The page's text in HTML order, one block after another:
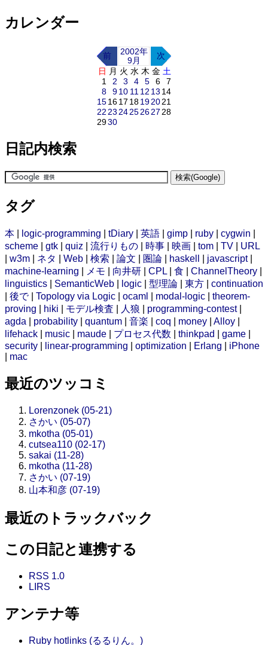
カレンダー
前
2002年
9月
次
日 月 火 水 木 金 土
1
2 3 4 5 6
7
8
910 11 12 13 14
151617 18192021
22 23 24252627 28
2930
日記内検索
タグ
本 logic-programming tDiary 英語 gimp ruby cygwin
scheme
gtk quiz 流行りもの 時事 映画 tom TV
URL
w3m ネタ Web 検索 論文 圏論 haskell javascript|
machine-learning
メモ 向井研 CPL 食 ChannelTheory
linguistics
SemanticWeb logic 型理論 東方
continuation
後で| Topology via Logic ocaml modal-logic
theorem-
proving
hiki モデル検査 人狼 programming-contest|
agda
probability quantum 音楽 coq money Alloy
lifehack
music maude プロセス代数 thinkpad game
security
linear-programming optimization Erlang
iPhone
mac
最近のツッコミ
Lorenzonek (05-21)
さかい (05-07)
mkotha (05-01)
cutsea110 (02-17)
sakai (11-28)
mkotha (11-28)
さかい (07-19)
山本和彦 (07-19)
最近のトラックバック
この日記と連携する
RSS 1.0
LIRS
アンテナ等
Ruby hotlinks (るるりん。)